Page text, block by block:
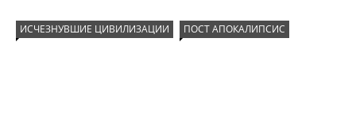
ИСЧЕЗНУВШИЕ ЦИВИЛИЗАЦИИ ПОСТ АПОКАЛИПСИС